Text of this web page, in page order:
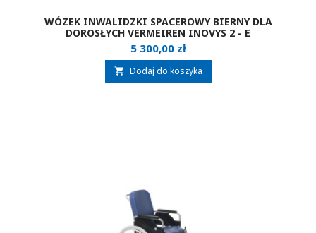
WÓZEK INWALIDZKI SPACEROWY BIERNY DLA
DOROSŁYCH VERMEIREN INOVYS 2 - E
Cena
5 300,00 zł
 Dodaj do koszyka